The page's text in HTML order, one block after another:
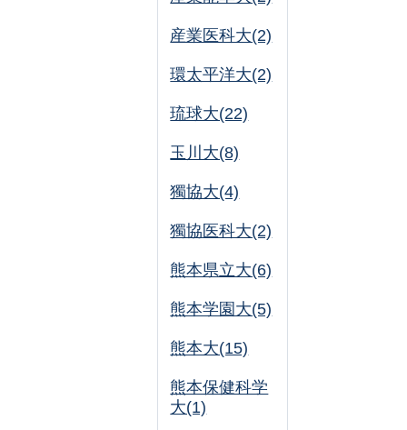
産業医科大(2)
環太平洋大(2)
琉球大(22)
玉川大(8)
獨協大(4)
獨協医科大(2)
熊本県立大(6)
熊本学園大(5)
熊本大(15)
熊本保健科学
大(1)